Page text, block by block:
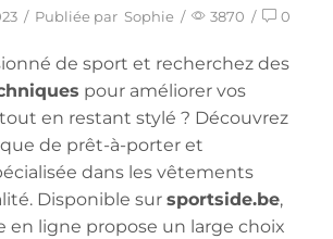
/ Publiée par Sophie / 3870 / 0
de sport et recherchez des
pour améliorer vos
en restant stylé ? Découvrez
de prêt-à-porter et
dans les vêtements
Disponible sur sportside.be,
en ligne propose un large choix